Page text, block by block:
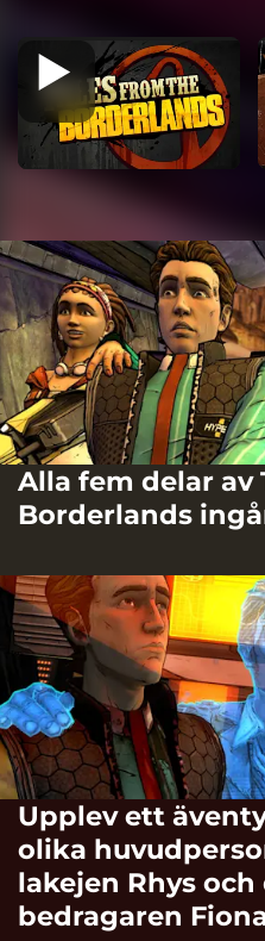
Alla fem delar av
Borderlands
Upplev ett
olika
lakejen Rhys
bedragaren